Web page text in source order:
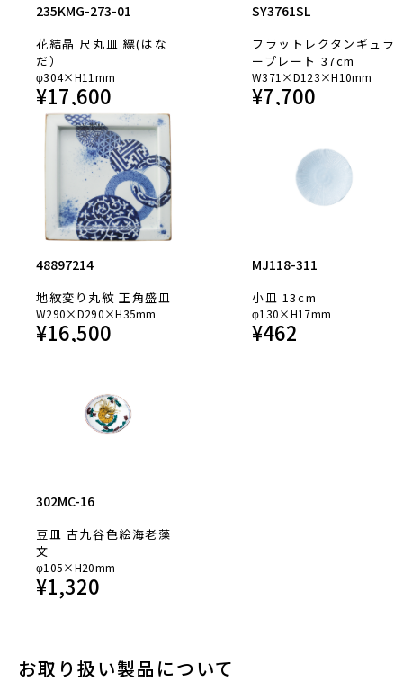
235KMG-273-01
花結晶 尺丸皿 縹(はな
だ）
φ304×H11mm
¥17,600
SY3761SL
フラットレクタンギュラ
ープレート 37cm
W371×D123×H10mm
¥7,700
48897214
地紋変り丸紋 正角盛皿
W290×D290×H35mm
¥16,500
MJ118-311
小皿 13cm
φ130×H17mm
¥462
302MC-16
豆皿 古九谷色絵海老藻
文
φ105×H20mm
¥1,320
お取り扱い製品について